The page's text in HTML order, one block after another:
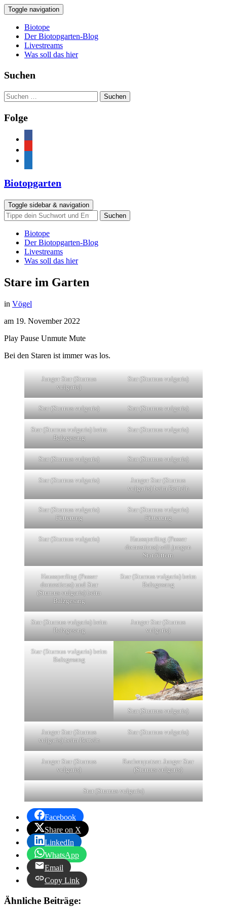
Toggle navigation
Biotope
Der Biotopgarten-Blog
Livestreams
Was soll das hier
Suchen
Suchen
nach:
Folge
Biotopgarten
Toggle sidebar & navigation
Biotope
Der Biotopgarten-Blog
Livestreams
Was soll das hier
Stare im Garten
in Vögel
am 19. November 2022
Play Pause Unmute Mute
Bei den Staren ist immer was los.
Junger Star (Sturnus
vulgaris)
Star (Sturnus vulgaris)
Star (Sturnus vulgaris) Star (Sturnus vulgaris)
Star (Sturnus vulgaris) beim
Balzgesang
Star (Sturnus vulgaris)
Star (Sturnus vulgaris) Star (Sturnus vulgaris)
Star (Sturnus vulgaris)
Junger Star (Sturnus
vulgaris) beim Betteln
Star (Sturnus vulgaris)
Fütterung
Star (Sturnus vulgaris)
Fütterung
Star (Sturnus vulgaris)
Haussperling (Passer
domesticus) will jungen
Star füttern
Haussperling (Passer
domesticus) und Star
(Sturnus vulgaris) beim
Balzgesang
Star (Sturnus vulgaris) beim
Balzgesang
Star (Sturnus vulgaris) beim
Balzgesang
Junger Star (Sturnus
vulgaris)
Star (Sturnus vulgaris) beim
Balzgesang
Star (Sturnus vulgaris)
Junger Star (Sturnus
vulgaris) beim Betteln
Star (Sturnus vulgaris)
Junger Star (Sturnus
vulgaris)
Rachenputzer. Junger Star
(Sturnus vulgaris)
Star (Sturnus vulgaris)
Facebook
Share on X
LinkedIn
WhatsApp
Email
Copy Link
Ähnliche Beiträge: